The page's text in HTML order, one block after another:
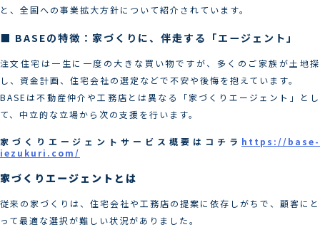
と、全国への事業拡大方針について紹介されています。
■ BASEの特徴：家づくりに、伴走する「エージェント」
注文住宅は一生に一度の大きな買い物ですが、多くのご家族が土地探
し、資金計画、住宅会社の選定などで不安や後悔を抱えています。
BASEは不動産仲介や工務店とは異なる「家づくりエージェント」とし
て、中立的な立場から次の支援を行います。
家づくりエージェントサービス概要はコチラ https://base-
iezukuri.com/
家づくりエージェントとは
従来の家づくりは、住宅会社や工務店の提案に依存しがちで、顧客にと
って最適な選択が難しい状況がありました。